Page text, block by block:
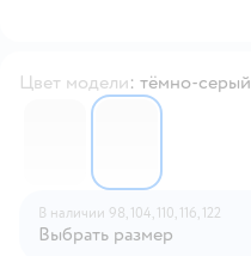
Цвет модели: тёмно-серый
70726827072685
В наличии 98, 104, 110, 116, 122
Выбрать размер